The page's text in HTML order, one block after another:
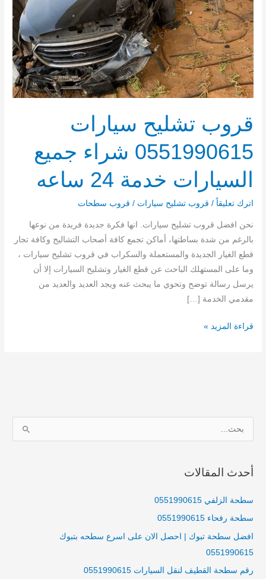
قروب تشليح سيارات
0551990615 شراء جميع
السيارات خدمة 24 ساعه
اترك تعليقاً / قروب تشليح سيارات / قروب سطحات
نحن افضل قروب تشليح سيارات. انها فكرة جديدة فريدة من نوعها
بالرغم من شدة بساطتها، أماكن تجمع كافة أصحاب التشاليح وكافة تجار
قطع الغيار الجديدة والمستعملة والسكراب في قروب تشليح سيارات ،
وما على المستهلك الباحث عن قطع الغيار وتشليح السيارات إلا أن
يرسل رسالة توضح وتحوي ما يبحث عنه ويجد العديد والعديد من
مقدمي الخدمة […]
جميع
السيارات
خدمة
24
ساعه
قراءة المزيد »
ب
أحدث المقالات
سطحة الزلفي 0551990615
سطحة رفحاء 0551990615
افضل سطحة تبوك | احصل الان على اسرع سطحه بتبوك
0551990615
رقم سطحة القطيف لنقل السيارات 0551990615